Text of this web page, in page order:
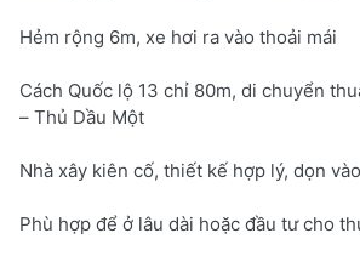
Hẻm rộng 6m, xe hơi ra vào thoải mái
Cách Quốc lộ 13 chỉ 80m, di chuyển
– Thủ Dầu Một
Nhà xây kiên cố, thiết kế hợp lý, dọn
Phù hợp để ở lâu dài hoặc đầu tư cho